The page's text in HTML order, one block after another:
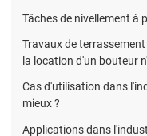
Tâches de nivellement à
Travaux de
la location d'un bouteur
Cas d'utilisation dans
mieux ?
Applications dans